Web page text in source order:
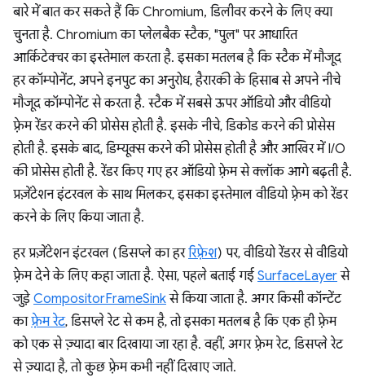
बारे में बात कर सकते हैं कि Chromium, डिलीवर करने के लिए क्या
चुनता है. Chromium का प्लेलबैक स्टैक, "पुल" पर आधारित
आर्किटेक्चर का इस्तेमाल करता है. इसका मतलब है कि स्टैक में मौजूद
हर कॉम्पोनेंट, अपने इनपुट का अनुरोध, हैरारकी के हिसाब से अपने नीचे
मौजूद कॉम्पोनेंट से करता है. स्टैक में सबसे ऊपर ऑडियो और वीडियो
फ़्रेम रेंडर करने की प्रोसेस होती है. इसके नीचे, डिकोड करने की प्रोसेस
होती है. इसके बाद, डिम्यूक्स करने की प्रोसेस होती है और आखिर में I/O
की प्रोसेस होती है. रेंडर किए गए हर ऑडियो फ़्रेम से क्लॉक आगे बढ़ती है.
प्रज़ेंटेशन इंटरवल के साथ मिलकर, इसका इस्तेमाल वीडियो फ़्रेम को रेंडर
करने के लिए किया जाता है.
हर प्रज़ेंटेशन इंटरवल (डिसप्ले का हररिफ़्रेश) पर, वीडियो रेंडरर से वीडियो
फ़्रेम देने के लिए कहा जाता है. ऐसा, पहले बताई गई SurfaceLayerसे
जुड़े CompositorFrameSinkसे किया जाता है. अगर किसी कॉन्टेंट
काफ़्रेम रेट, डिसप्ले रेट से कम है, तो इसका मतलब है कि एक ही फ़्रेम
को एक से ज़्यादा बार दिखाया जा रहा है. वहीं, अगर फ़्रेम रेट, डिसप्ले रेट
से ज़्यादा है, तो कुछ फ़्रेम कभी नहीं दिखाए जाते.